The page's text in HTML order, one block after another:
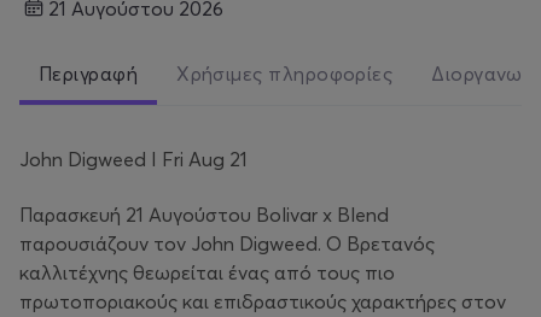
21 Αυγούστου 2026
Περιγραφή Χρήσιμες πληροφορίες
John Digweed I Fri Aug 21
Παρασκευή 21 Αυγούστου Bolivar x Blend
παρουσιάζουν τον John Digweed. O Βρετανός
καλλιτέχνης θεωρείται ένας από τους πιο
πρωτοποριακούς και επιδραστικούς χαρακτήρες στον